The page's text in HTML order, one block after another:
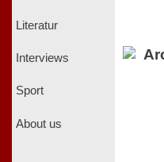
Literatur
Interviews
Sport
About us